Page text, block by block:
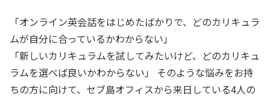
「オンライン英会話をはじめたばかりで、どのカリキュラ
ムが自分に合っているかわからない」
「新しいカリキュラムを試してみたいけど、どのカリキュ
ラムを選べば良いかわからない」 そのような悩みをお持
ちの方に向けて、セブ島オフィスから来日している4人の